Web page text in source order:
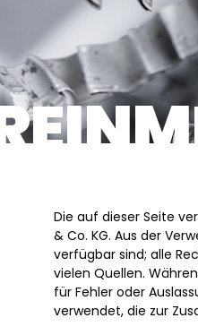
Die auf dieser Seite
& Co. KG. Aus der
verfügbar sind; alle
vielen Quellen.
für Fehler oder
verwendet, die zur